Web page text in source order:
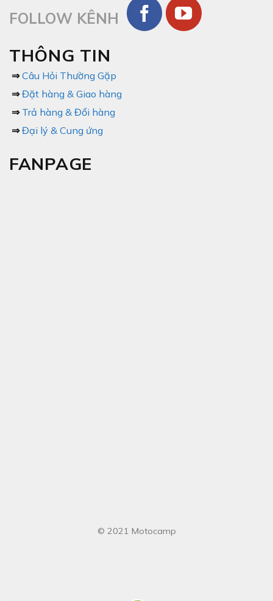
FOLLOW KÊNH
THÔNG TIN
⇒ Câu Hỏi Thường Gặp
⇒ Đặt hàng & Giao hàng
⇒ Trả hàng & Đổi hàng
⇒ Đại lý & Cung ứng
FANPAGE
© 2021 Motocamp